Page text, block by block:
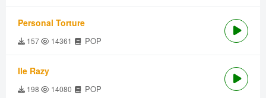
Personal Torture
157 14361 POP
Ile Razy
198 14080 POP